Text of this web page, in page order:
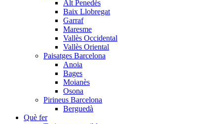
Alt Penedès
Baix Llobregat
Garraf
Maresme
Vallès Occidental
Vallès Oriental
Paisatges Barcelona
Anoia
Bages
Moianès
Osona
Pirineus Barcelona
Berguedà
Què fer